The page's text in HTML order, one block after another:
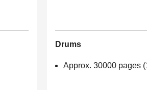
Drums
Approx. 30000 pages